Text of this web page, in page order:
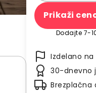
Prikaži
Dodajte 7-
Izdelano na
30-dnevno
Brezplačna